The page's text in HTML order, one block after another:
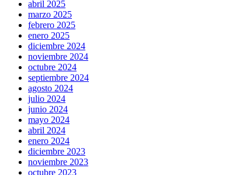
abril 2025
marzo 2025
febrero 2025
enero 2025
diciembre 2024
noviembre 2024
octubre 2024
septiembre 2024
agosto 2024
julio 2024
junio 2024
mayo 2024
abril 2024
enero 2024
diciembre 2023
noviembre 2023
octubre 2023